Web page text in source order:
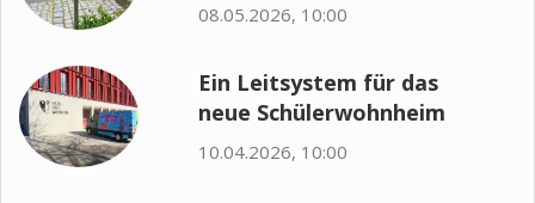
08.05.2026, 10:00
Ein Leitsystem für das
neue Schülerwohnheim
10.04.2026, 10:00